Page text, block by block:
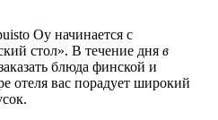
Oy начинается с
стол». В течение дня в
блюда финской и
отеля вас порадует широкий